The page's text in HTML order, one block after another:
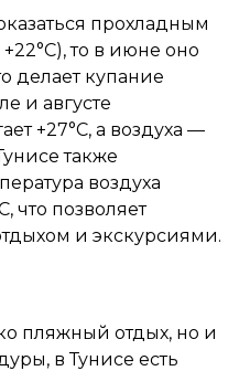
прохладным
то в июне оно
делает купание
и августе
+27°C, а воздуха —
также
воздуха
что позволяет
и экскурсиями.
пляжный отдых, но и
в Тунисе есть